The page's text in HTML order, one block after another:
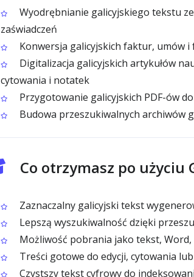
Wyodrębnianie galicyjskiego tekstu
zaświadczeń
Konwersja galicyjskich faktur, umów
Digitalizacja galicyjskich artykułów
cytowania i notatek
Przygotowanie galicyjskich PDF-ów
Budowa przeszukiwalnych archiwów
Co otrzymasz po użyciu
Zaznaczalny galicyjski tekst
Lepszą wyszukiwalność dzięki
Możliwość pobrania jako tekst,
Treści gotowe do edycji, cytowania
Czystszy tekst cyfrowy do